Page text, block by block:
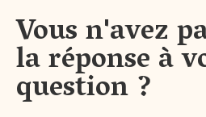
Vous n'avez
la réponse à
question ?